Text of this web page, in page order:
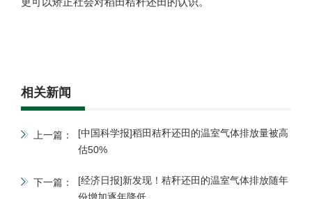
相关新闻
上一篇：
[中国科学报]稻田秸秆还田的温室气体排放量被高
估50%
下一篇：
[经济日报]新发现！秸秆还田的温室气体排放随年
份增加逐年降低